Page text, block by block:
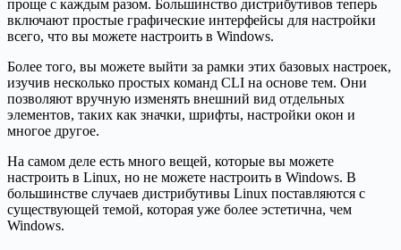
проще с каждым разом. Большинство дистрибутивов теперь
включают простые графические интерфейсы для настройки
всего, что вы можете настроить в Windows.
Более того, вы можете выйти за рамки этих базовых настроек,
изучив несколько простых команд CLI на основе тем. Они
позволяют вручную изменять внешний вид отдельных
элементов, таких как значки, шрифты, настройки окон и
многое другое.
На самом деле есть много вещей, которые вы можете
настроить в Linux, но не можете настроить в Windows. В
большинстве случаев дистрибутивы Linux поставляются с
существующей темой, которая уже более эстетична, чем
Windows.